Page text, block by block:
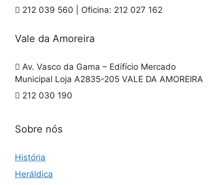
212 039 560 | Oficina: 212 027 162
Vale da Amoreira
Av. Vasco da Gama – Edifício Mercado
Municipal Loja A2835-205 VALE DA AMOREIRA
212 030 190
Sobre nós
História
Heráldica